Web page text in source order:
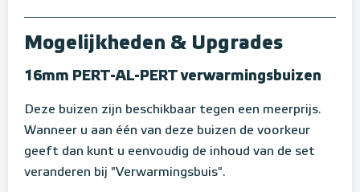
Mogelijkheden & Upgrades
16mm PERT-AL-PERT verwarmingsbuizen
Deze buizen zijn beschikbaar tegen een meerprijs.
Wanneer u aan één van deze buizen de voorkeur
geeft dan kunt u eenvoudig de inhoud van de set
veranderen bij "Verwarmingsbuis".